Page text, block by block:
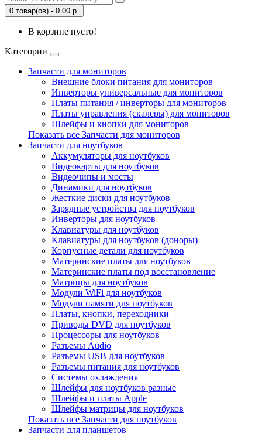
0 товар(ов) - 0.00 р.
В корзине пусто!
Категории
Запчасти для мониторов
Внешние блоки питания для мониторов
Инверторы универсальные для мониторов
Платы питания / инверторы для мониторов
Платы управления (скалеры) для мониторов
Шлейфы и кнопки для мониторов
Показать все Запчасти для мониторов
Запчасти для ноутбуков
Аккумуляторы для ноутбуков
Видеокарты для ноутбуков
Видеочипы и мосты
Динамики для ноутбуков
Жесткие диски для ноутбуков
Зарядные устройства для ноутбуков
Инверторы для ноутбуков
Клавиатуры для ноутбуков
Клавиатуры для ноутбуков (доноры)
Корпусные детали для ноутбуков
Материнские платы для ноутбуков
Материнские платы под восстановление
Матрицы для ноутбуков
Модули WiFi для ноутбуков
Модули памяти для ноутбуков
Платы, кнопки, переходники
Приводы DVD для ноутбуков
Процессоры для ноутбуков
Разъемы Audio
Разъемы USB для ноутбуков
Разъемы питания для ноутбуков
Системы охлаждения
Шлейфы для ноутбуков разные
Шлейфы и платы Apple
Шлейфы матрицы для ноутбуков
Показать все Запчасти для ноутбуков
Запчасти для планшетов